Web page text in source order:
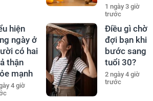
1 ngày 3 giờ
trước
hiện
ngày ở
có hai
thận
mạnh
4 giờ
Điều gì chờ
đợi bạn khi
bước sang
tuổi 30?
2 ngày 4 giờ
trước